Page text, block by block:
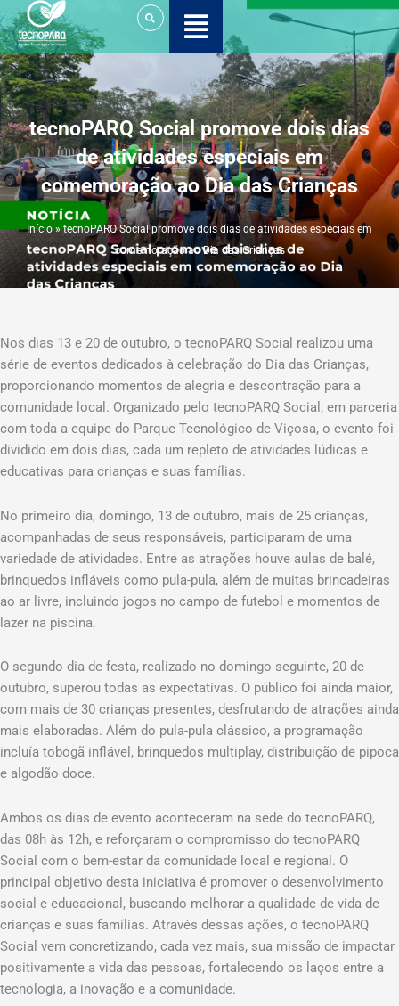
Ir
para
o
conteúdo
tecnoPARQ Social promove dois dias
de atividades especiais em
comemoração ao Dia das Crianças
Início»tecnoPARQ Social promove dois dias de atividades especiais em
comemoração ao Dia das Crianças
Nos dias 13 e 20 de outubro, o tecnoPARQ Social realizou uma
série de eventos dedicados à celebração do Dia das Crianças,
proporcionando momentos de alegria e descontração para a
comunidade local. Organizado pelo tecnoPARQ Social, em parceria
com toda a equipe do Parque Tecnológico de Viçosa, o evento foi
dividido em dois dias, cada um repleto de atividades lúdicas e
educativas para crianças e suas famílias.
No primeiro dia, domingo, 13 de outubro, mais de 25 crianças,
acompanhadas de seus responsáveis, participaram de uma
variedade de atividades. Entre as atrações houve aulas de balé,
brinquedos infláveis ​​como pula-pula, além de muitas brincadeiras
ao ar livre, incluindo jogos no campo de futebol e momentos de
lazer na piscina.
O segundo dia de festa, realizado no domingo seguinte, 20 de
outubro, superou todas as expectativas. O público foi ainda maior,
com mais de 30 crianças presentes, desfrutando de atrações ainda
mais elaboradas. Além do pula-pula clássico, a programação
incluía tobogã inflável, brinquedos multiplay, distribuição de pipoca
e algodão doce.
Ambos os dias de evento aconteceram na sede do tecnoPARQ,
das 08h às 12h, e reforçaram o compromisso do tecnoPARQ
Social com o bem-estar da comunidade local e regional. O
principal objetivo desta iniciativa é promover o desenvolvimento
social e educacional, buscando melhorar a qualidade de vida de
crianças e suas famílias. Através dessas ações, o tecnoPARQ
Social vem concretizando, cada vez mais, sua missão de impactar
positivamente a vida das pessoas, fortalecendo os laços entre a
tecnologia, a inovação e a comunidade.